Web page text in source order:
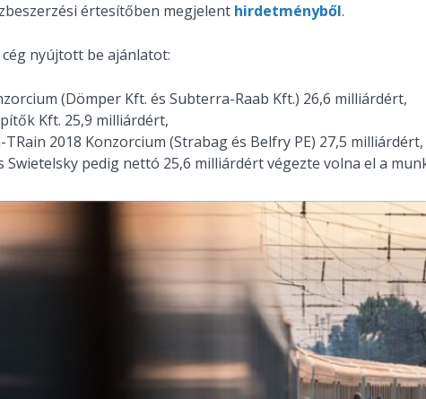
értesítőben megjelent hirdetményből.
nyújtott be ajánlatot:
(Dömper Kft. és Subterra-Raab Kft.) 26,6 milliárdért,
Kft. 25,9 milliárdért,
TRain 2018 Konzorcium (Strabag és Belfry PE) 27,5 milliárdért,
Swietelsky pedig nettó 25,6 milliárdért végezte volna el a